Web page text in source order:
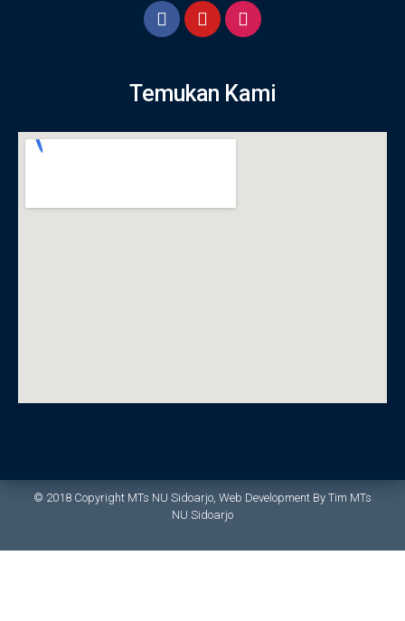
Temukan Kami
© 2018 Copyright MTs NU Sidoarjo, Web Development By Tim MTs
NU Sidoarjo